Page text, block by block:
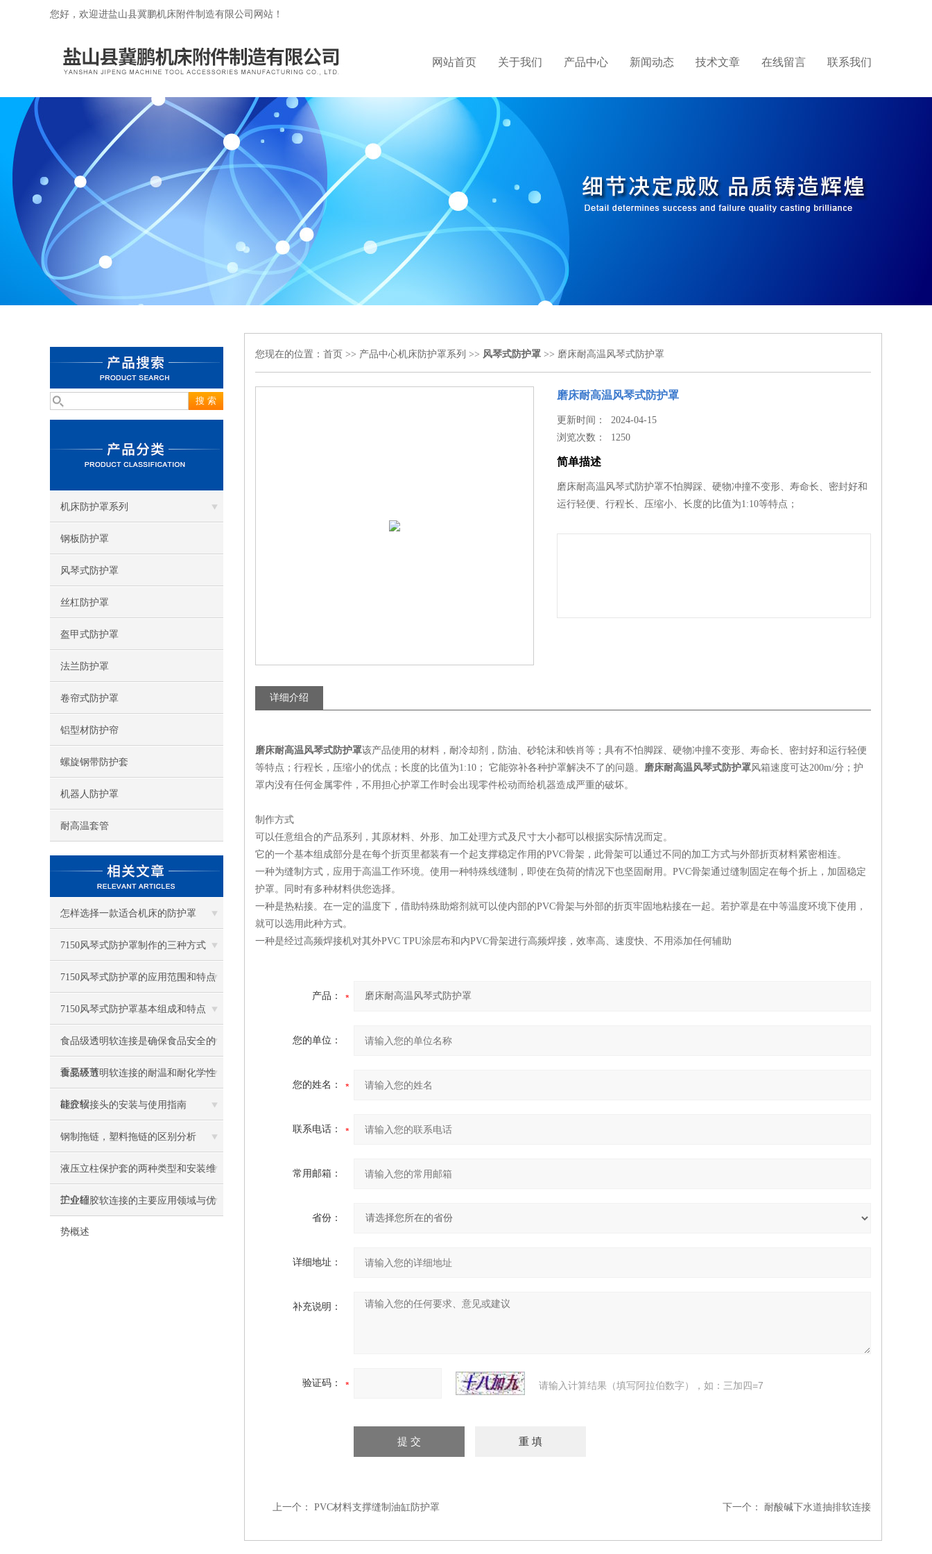
您好，欢迎进盐山县冀鹏机床附件制造有限公司网站！
网站首页 关于我们 产品中心 新闻动态 技术文章 在线留言 联系我们
机床防护罩系列
钢板防护罩
风琴式防护罩
丝杠防护罩
盔甲式防护罩
法兰防护罩
卷帘式防护罩
铝型材防护帘
螺旋钢带防护套
机器人防护罩
耐高温套管
怎样选择一款适合机床的防护罩
7150风琴式防护罩制作的三种方式
7150风琴式防护罩的应用范围和特点
7150风琴式防护罩基本组成和特点
食品级透明软连接是确保食品安全的
重要环节
食品级透明软连接的耐温和耐化学性
能介绍
硅胶软接头的安装与使用指南
钢制拖链，塑料拖链的区别分析
液压立柱保护套的两种类型和安装维
护介绍
工业硅胶软连接的主要应用领域与优
势概述
您现在的位置： 首页 >> 产品中心机床防护罩系列 >> 风琴式防护罩 >> 磨床耐高温风琴式防护罩
磨床耐高温风琴式防护罩
更新时间： 2024-04-15
浏览次数： 1250
简单描述
磨床耐高温风琴式防护罩不怕脚踩、硬物冲撞不变形、寿命长、密封好和
运行轻便、行程长、压缩小、长度的比值为1:10等特点；
详细介绍
磨床耐高温风琴式防护罩该产品使用的材料，耐冷却剂，防油、砂轮沫和铁肖等；具有不怕脚踩、硬物冲撞不变形、寿命长、密封好和运行轻便
等特点；行程长，压缩小的优点；长度的比值为1:10； 它能弥补各种护罩解决不了的问题。 磨床耐高温风琴式防护罩风箱速度可达200m/分；护
罩内没有任何金属零件，不用担心护罩工作时会出现零件松动而给机器造成严重的破坏。
制作方式
可以任意组合的产品系列，其原材料、外形、加工处理方式及尺寸大小都可以根据实际情况而定。
它的一个基本组成部分是在每个折页里都装有一个起支撑稳定作用的PVC骨架，此骨架可以通过不同的加工方式与外部折页材料紧密相连。
一种为缝制方式，应用于高温工作环境。使用一种特殊线缝制，即使在负荷的情况下也坚固耐用。PVC骨架通过缝制固定在每个折上，加固稳定
护罩。同时有多种材料供您选择。
一种是热粘接。在一定的温度下，借助特殊助熔剂就可以使内部的PVC骨架与外部的折页牢固地粘接在一起。若护罩是在中等温度环境下使用，
就可以选用此种方式。
一种是经过高频焊接机对其外PVC TPU涂层布和内PVC骨架进行高频焊接，效率高、速度快、不用添加任何辅助
产品：
您的单位：
您的姓名：
联系电话：
常用邮箱：
省份：
详细地址：
补充说明：
验证码： 请输入计算结果（填写阿拉伯数字），如：三加四=7
上一个： PVC材料支撑缝制油缸防护罩 下一个： 耐酸碱下水道抽排软连接